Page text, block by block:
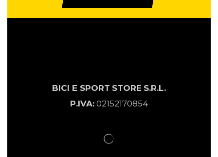
BICI E SPORT STORE S.R.L.
P.IVA:02152170854